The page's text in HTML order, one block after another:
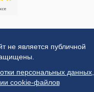
не является публичной
персональных данных
cookie-файлов